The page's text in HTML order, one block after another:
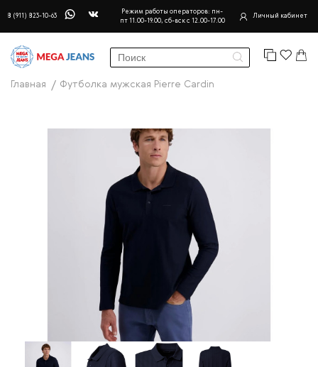
8 (911) 823-10-63
Режим работы операторов: пн-
пт 11.00-19.00, сб-вск с 12.00-17.00
Личный кабинет
Главная Футболка мужская Pierre Cardin